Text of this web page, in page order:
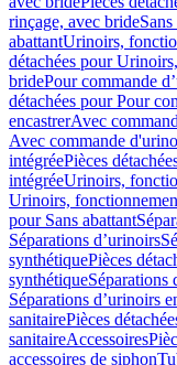
rinçage, avec bride
abattantUrinoirs,
détachées pour
bridePour commande
détachées pour Pour
encastrerAvec
Avec commande
intégréePièces
intégréeUrinoirs,
Urinoirs,
pour Sans abattant
Séparations d’urinoirs
synthétiquePièces
synthétiqueSéparations
Séparations d’urinoirs
sanitairePièces
sanitaireAccessoires
accessoires de siphon